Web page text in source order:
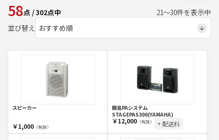
58点 /302点中 21～30件を表示中
並び替え
スピーカー
￥1,000（税抜）
簡易PAシステム
STAGEPAS300(YAMAHA)
￥12,000（税抜） + 配送料